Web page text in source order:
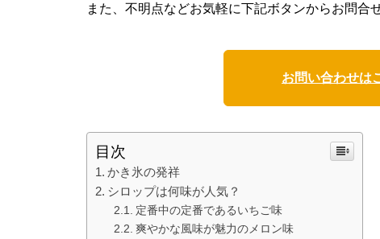
また、不明点などお気軽に下記ボタンからお問合
お問い合わせは
目次
かき氷の発祥
シロップは何味が人気？
定番中の定番であるいちご味
爽やかな風味が魅力のメロン味